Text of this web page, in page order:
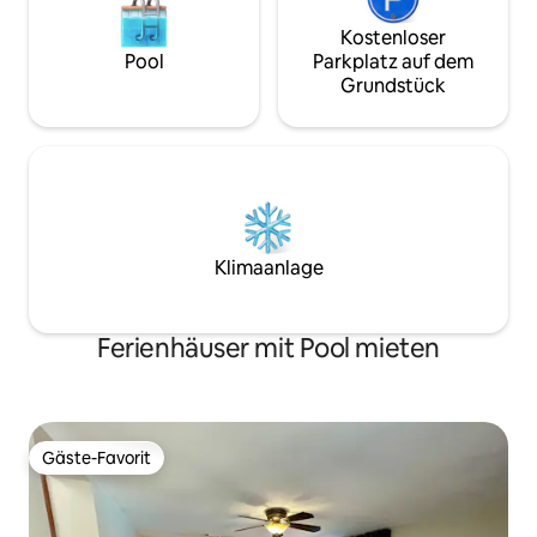
Pool
Kostenloser
Parkplatz auf dem
Grundstück
Klimaanlage
Ferienhäuser mit Pool mieten
Gäste-Favorit
Gäste-Favorit